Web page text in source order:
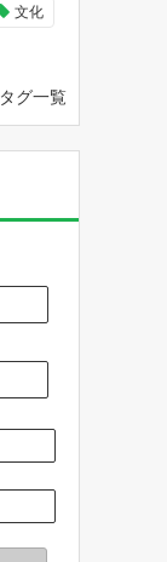
文化
タグ一覧